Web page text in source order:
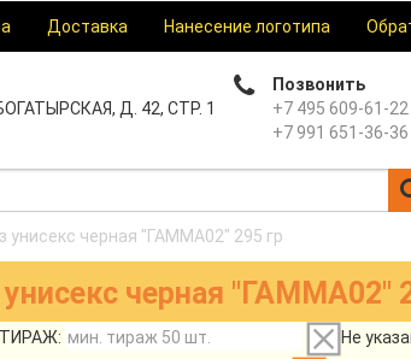
Доставка Нанесение логотипа
Д. 42, СТР. 1
Позвонить
+7 495 609-61-22
+7 991 651-36-36
унисекс черная "ГАММА02" 295 гр
черная "ГАММА02"
Не